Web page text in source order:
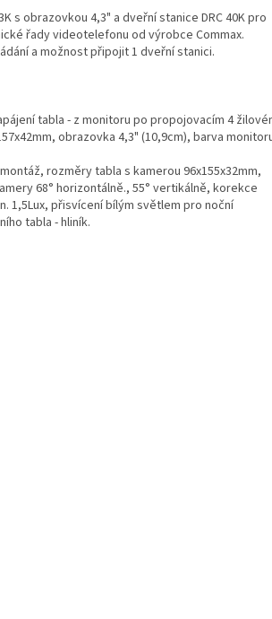
s obrazovkou 4,3" a dveřní stanice DRC 40K pro
řady videotelefonu od výrobce Commax.
a možnost připojit 1 dveřní stanici.
tabla - z monitoru po propojovacím 4
obrazovka 4,3" (10,9cm), barva
rozměry tabla s kamerou 96x155x32mm,
68° horizontálně., 55° vertikálně, korekce
1,5Lux, přisvícení bílým světlem pro noční
tabla - hliník.